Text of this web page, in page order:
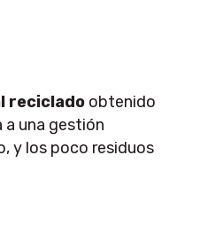
reciclado obtenido
a una gestión
y los poco residuos